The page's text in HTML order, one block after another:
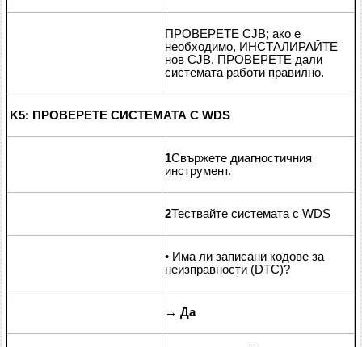
ПРОВЕРЕТЕ CJB; ако е
необходимо, ИНСТАЛИРАЙТЕ
нов CJB. ПРОВЕРЕТЕ дали
системата работи правилно.
K5: ПРОВЕРЕТЕ СИСТЕМАТА С WDS
1Свържете диагностичния
инструмент.
2Тествайте системата с WDS
• Има ли записани кодове за
неизправности (DTC)?
→ Да